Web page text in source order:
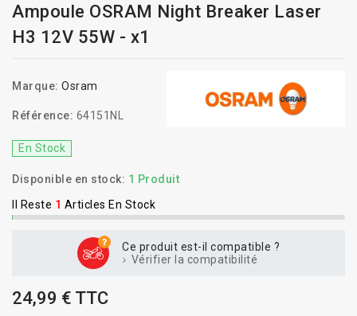
Ampoule OSRAM Night Breaker Laser
H3 12V 55W - x1
Marque: Osram
Référence: 64151NL
En Stock
Disponible en stock: 1 Produit
Il Reste 1 Articles En Stock
Ce produit est-il compatible ?
Vérifier la compatibilité
24,99 € TTC